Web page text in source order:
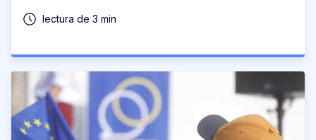
lectura de 3 min